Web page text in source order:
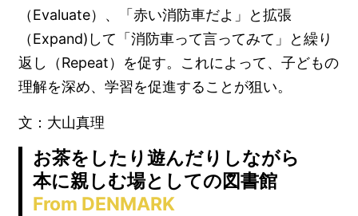
（Evaluate）、「赤い消防車だよ」と拡張
（Expand)して「消防車って言ってみて」と繰り
返し（Repeat）を促す。これによって、子どもの
理解を深め、学習を促進することが狙い。
文：大山真理
お茶をしたり遊んだりしながら
本に親しむ場としての図書館
From DENMARK